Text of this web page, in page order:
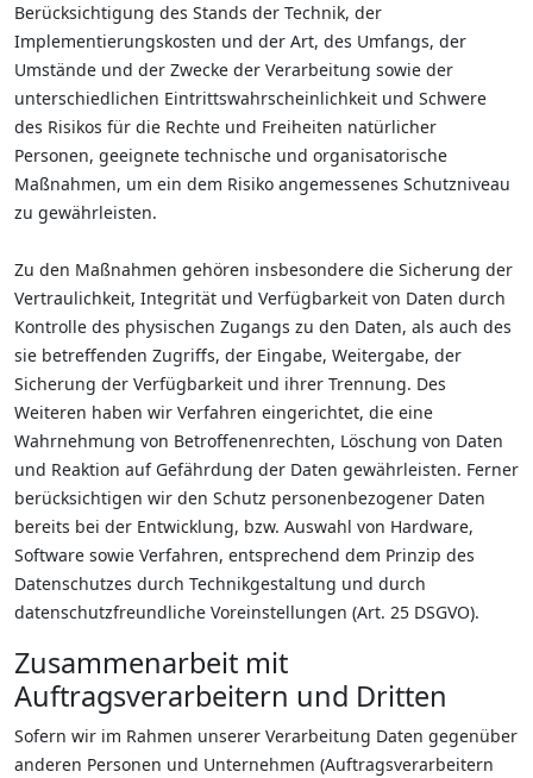
Berücksichtigung des Stands der Technik, der
Implementierungskosten und der Art, des Umfangs, der
Umstände und der Zwecke der Verarbeitung sowie der
unterschiedlichen Eintrittswahrscheinlichkeit und Schwere
des Risikos für die Rechte und Freiheiten natürlicher
Personen, geeignete technische und organisatorische
Maßnahmen, um ein dem Risiko angemessenes Schutzniveau
zu gewährleisten.
Zu den Maßnahmen gehören insbesondere die Sicherung der
Vertraulichkeit, Integrität und Verfügbarkeit von Daten durch
Kontrolle des physischen Zugangs zu den Daten, als auch des
sie betreffenden Zugriffs, der Eingabe, Weitergabe, der
Sicherung der Verfügbarkeit und ihrer Trennung. Des
Weiteren haben wir Verfahren eingerichtet, die eine
Wahrnehmung von Betroffenenrechten, Löschung von Daten
und Reaktion auf Gefährdung der Daten gewährleisten. Ferner
berücksichtigen wir den Schutz personenbezogener Daten
bereits bei der Entwicklung, bzw. Auswahl von Hardware,
Software sowie Verfahren, entsprechend dem Prinzip des
Datenschutzes durch Technikgestaltung und durch
datenschutzfreundliche Voreinstellungen (Art. 25 DSGVO).
Zusammenarbeit mit
Auftragsverarbeitern und Dritten
Sofern wir im Rahmen unserer Verarbeitung Daten gegenüber
anderen Personen und Unternehmen (Auftragsverarbeitern